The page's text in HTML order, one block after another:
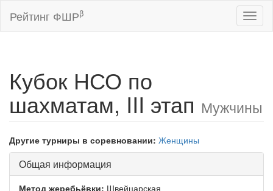
Рейтинг ФШРβ
Кубок НСО по
шахматам, III этап Мужчины
Другие турниры в соревновании: Женщины
Общая информация
Метод жеребьёвки: Швейцарская